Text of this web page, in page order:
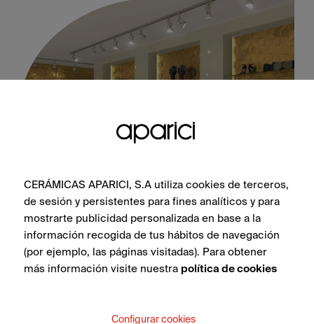
Neutral Gold Soho 30X90
CERÁMICAS APARICI, S.A utiliza cookies de terceros,
de sesión y persistentes para fines analíticos y para
mostrarte publicidad personalizada en base a la
información recogida de tus hábitos de navegación
(por ejemplo, las páginas visitadas). Para obtener
más información visite nuestra política de cookies
Configurar cookies